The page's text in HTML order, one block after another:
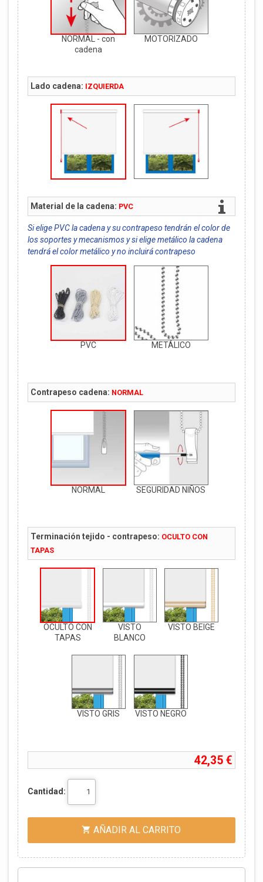
NORMAL - con
cadena
MOTORIZADO
Lado cadena: IZQUIERDA
Material de la cadena: PVC
Si elige PVC la cadena y su contrapeso tendrán el color de
los soportes y mecanismos y si elige metálico la cadena
tendrá el color metálico y no incluirá contrapeso
PVC METÁLICO
Contrapeso cadena: NORMAL
NORMAL SEGURIDAD NIÑOS
Terminación tejido - contrapeso: OCULTO CON
TAPAS
OCULTO CON
TAPAS
VISTO
BLANCO
VISTO BEIGE
VISTO GRIS VISTO NEGRO
42,35 €
Cantidad:
 AÑADIR AL CARRITO